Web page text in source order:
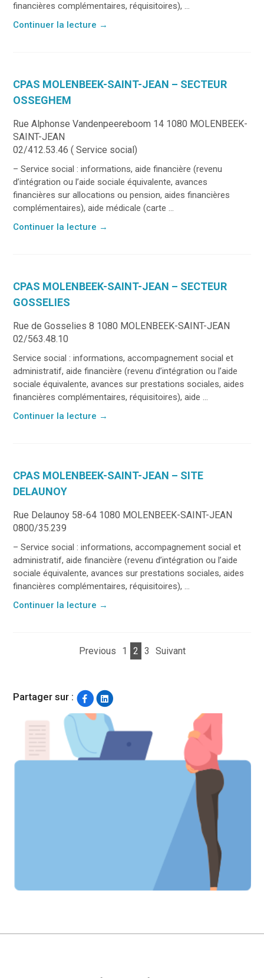
financières complémentaires, réquisitoires), ...
Continuer la lecture →
CPAS MOLENBEEK-SAINT-JEAN – SECTEUR
OSSEGHEM
Rue Alphonse Vandenpeereboom 14 1080 MOLENBEEK-
SAINT-JEAN
02/412.53.46 ( Service social)
– Service social : informations, aide financière (revenu
d’intégration ou l’aide sociale équivalente, avances
financières sur allocations ou pension, aides financières
complémentaires), aide médicale (carte ...
Continuer la lecture →
CPAS MOLENBEEK-SAINT-JEAN – SECTEUR
GOSSELIES
Rue de Gosselies 8 1080 MOLENBEEK-SAINT-JEAN
02/563.48.10
Service social : informations, accompagnement social et
administratif, aide financière (revenu d’intégration ou l’aide
sociale équivalente, avances sur prestations sociales, aides
financières complémentaires, réquisitoires), aide ...
Continuer la lecture →
CPAS MOLENBEEK-SAINT-JEAN – SITE
DELAUNOY
Rue Delaunoy 58-64 1080 MOLENBEEK-SAINT-JEAN
0800/35.239
– Service social : informations, accompagnement social et
administratif, aide financière (revenu d’intégration ou l’aide
sociale équivalente, avances sur prestations sociales, aides
financières complémentaires, réquisitoires), ...
Continuer la lecture →
Previous 1 2 3 Suivant
Partager sur :